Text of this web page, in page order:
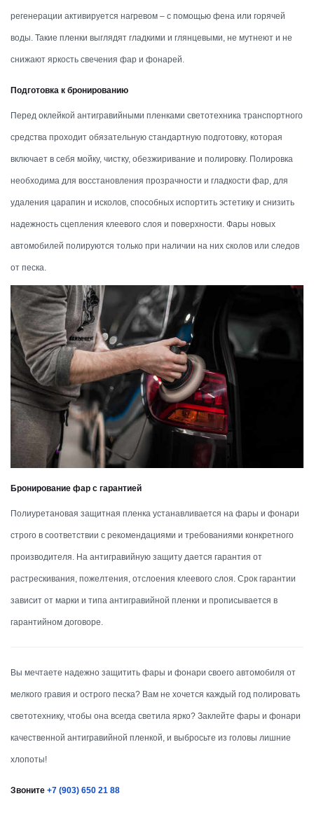
регенерации активируется нагревом – с помощью фена или горячей
воды. Такие пленки выглядят гладкими и глянцевыми, не мутнеют и не
снижают яркость свечения фар и фонарей.
Подготовка к бронированию
Перед оклейкой антигравийными пленками светотехника транспортного
средства проходит обязательную стандартную подготовку, которая
включает в себя мойку, чистку, обезжиривание и полировку. Полировка
необходима для восстановления прозрачности и гладкости фар, для
удаления царапин и исколов, способных испортить эстетику и снизить
надежность сцепления клеевого слоя и поверхности. Фары новых
автомобилей полируются только при наличии на них сколов или следов
от песка.
Бронирование фар с гарантией
Полиуретановая защитная пленка устанавливается на фары и фонари
строго в соответствии с рекомендациями и требованиями конкретного
производителя. На антигравийную защиту дается гарантия от
растрескивания, пожелтения, отслоения клеевого слоя. Срок гарантии
зависит от марки и типа антигравийной пленки и прописывается в
гарантийном договоре.
Вы мечтаете надежно защитить фары и фонари своего автомобиля от
мелкого гравия и острого песка? Вам не хочется каждый год полировать
светотехнику, чтобы она всегда светила ярко? Заклейте фары и фонари
качественной антигравийной пленкой, и выбросьте из головы лишние
хлопоты!
Звоните +7 (903) 650 21 88